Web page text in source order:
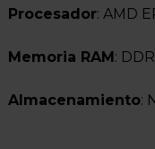
Procesador: AMD
Memoria RAM:
Almacenamiento: